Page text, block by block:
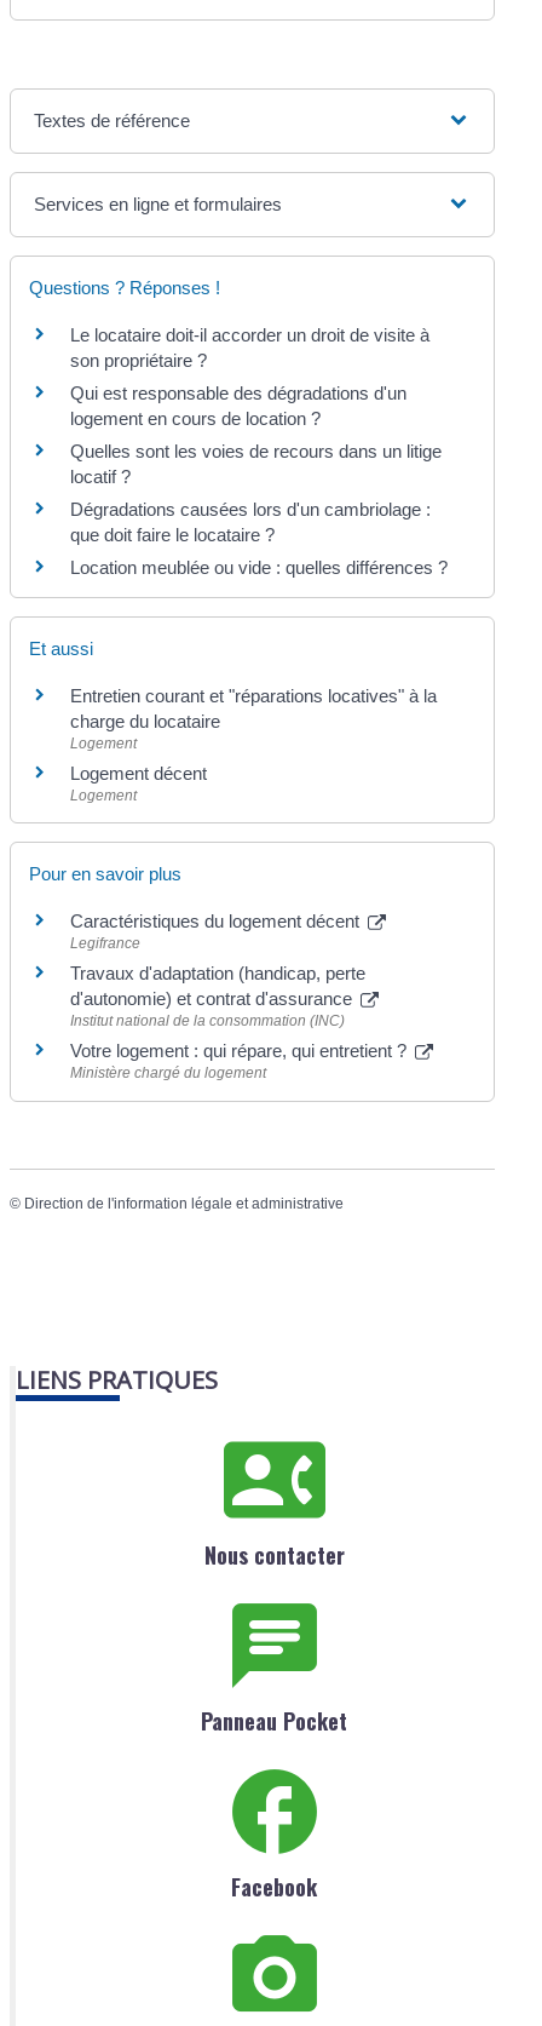
Textes de référence
Services en ligne et formulaires
Questions ? Réponses !
Le locataire doit-il accorder un droit de visite à
son propriétaire ?
Qui est responsable des dégradations d'un
logement en cours de location ?
Quelles sont les voies de recours dans un litige
locatif ?
Dégradations causées lors d'un cambriolage :
que doit faire le locataire ?
Location meublée ou vide : quelles différences ?
Et aussi
Entretien courant et "réparations locatives" à la
charge du locataire
Logement
Logement décent
Logement
Pour en savoir plus
Caractéristiques du logement décent
Legifrance
Travaux d'adaptation (handicap, perte
d'autonomie) et contrat d'assurance
Institut national de la consommation (INC)
Votre logement : qui répare, qui entretient ?
Ministère chargé du logement
© Direction de l'information légale et administrative
LIENS PRATIQUES
Nous contacter
Panneau Pocket
Facebook